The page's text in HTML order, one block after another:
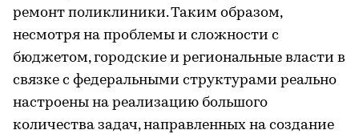
ремонт поликлиники. Таким образом,
несмотря на проблемы и сложности с
бюджетом, городские и региональные власти в
связке с федеральными структурами реально
настроены на реализацию большого
количества задач, направленных на создание